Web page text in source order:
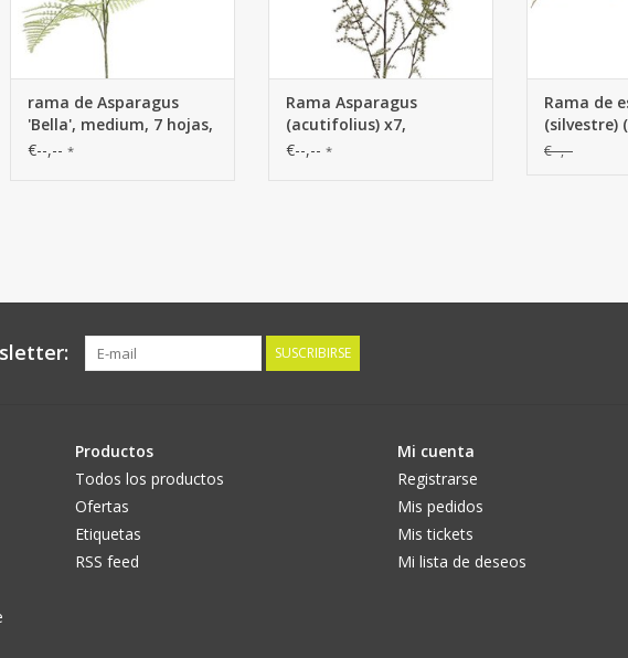
rama de Asparagus
'Bella', medium, 7 hojas,
86cm
€--,-- *
Rama Asparagus
(acutifolius) x7,
'AutumnBreeze', 130cm
€--,-- *
Rama de
(silvestre)
'Winter
€--,--
SUSCRIBIRSE
Productos
Todos los productos
Ofertas
Etiquetas
RSS feed
Mi cuenta
Registrarse
Mis pedidos
Mis tickets
Mi lista de deseos